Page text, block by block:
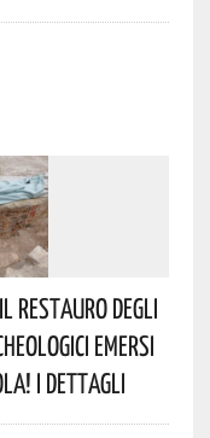
Restauro Degli
Emersi
I Dettagli